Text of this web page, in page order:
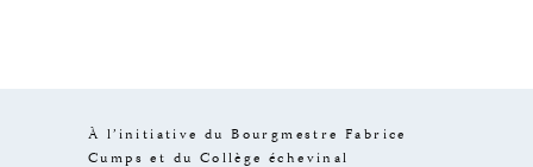
À l’initiative du Bourgmestre Fabrice
Cumps et du Collège échevinal